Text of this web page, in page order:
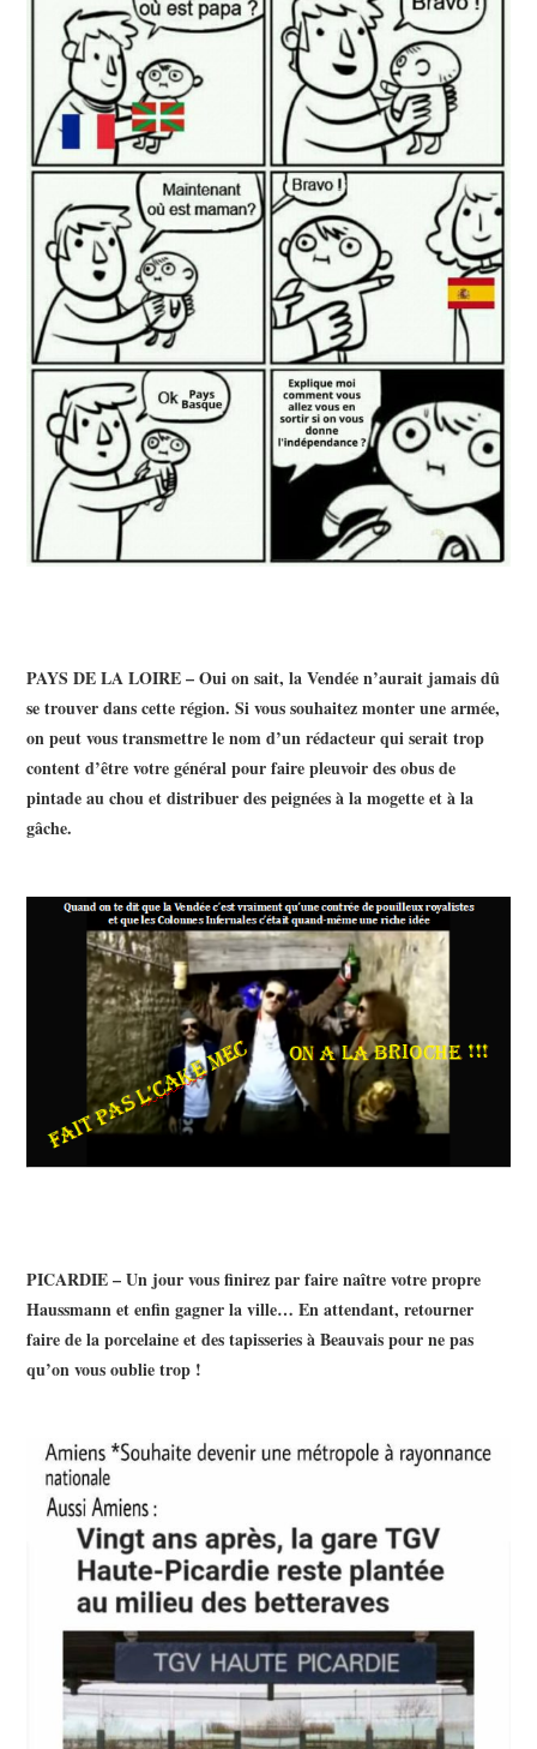
PAYS DE LA LOIRE – Oui on sait, la Vendée n’aurait jamais dû
se trouver dans cette région. Si vous souhaitez monter une armée,
on peut vous transmettre le nom d’un rédacteur qui serait trop
content d’être votre général pour faire pleuvoir des obus de
pintade au chou et distribuer des peignées à la mogette et à la
gâche.
PICARDIE – Un jour vous finirez par faire naître votre propre
Haussmann et enfin gagner la ville… En attendant, retourner
faire de la porcelaine et des tapisseries à Beauvais pour ne pas
qu’on vous oublie trop !